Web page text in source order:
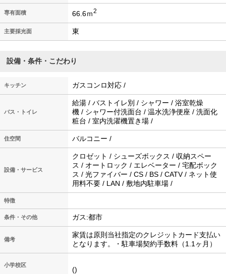
専有面積 66.6ｍ2
主要採光面 東
設備・条件・こだわり
キッチン ガスコンロ対応 /
バス・トイレ
給湯 / バストイレ別 / シャワー / 浴室乾燥
機 / シャワー付洗面台 / 温水洗浄便座 / 洗面化
粧台 / 室内洗濯機置き場 /
住空間 バルコニー /
設備・サービス
クロゼット / シューズボックス / 収納スペー
ス / オートロック / エレベーター / 宅配ボック
ス / 光ファイバー / CS / BS / CATV / ネット使
用料不要 / LAN / 敷地内駐車場 /
特徴
条件・その他 ガス:都市
備考
家賃は原則当社指定のクレジットカード支払い
となります。・駐車場契約手数料（1.1ヶ月）
小学校区
()